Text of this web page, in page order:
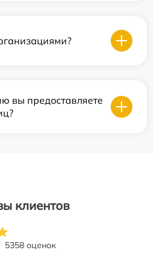
вы предоставляете
клиентов
5358 оценок